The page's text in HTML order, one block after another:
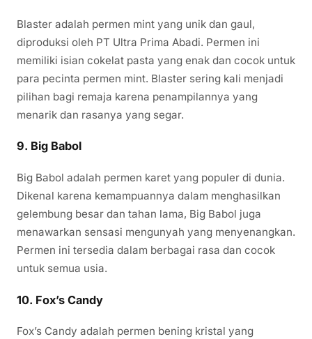
Blaster adalah permen mint yang unik dan gaul,
diproduksi oleh PT Ultra Prima Abadi. Permen ini
memiliki isian cokelat pasta yang enak dan cocok untuk
para pecinta permen mint. Blaster sering kali menjadi
pilihan bagi remaja karena penampilannya yang
menarik dan rasanya yang segar.
9. Big Babol
Big Babol adalah permen karet yang populer di dunia.
Dikenal karena kemampuannya dalam menghasilkan
gelembung besar dan tahan lama, Big Babol juga
menawarkan sensasi mengunyah yang menyenangkan.
Permen ini tersedia dalam berbagai rasa dan cocok
untuk semua usia.
10. Fox’s Candy
Fox’s Candy adalah permen bening kristal yang